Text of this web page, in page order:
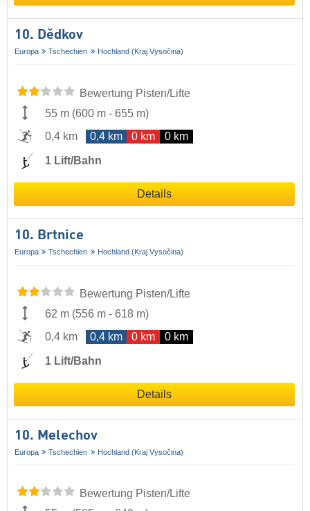
10. Dědkov
Europa Tschechien Hochland (Kraj Vysočina)
Bewertung Pisten/Lifte
55 m (600 m - 655 m)
0,4 km
0,4 km 0 km 0 km
1 Lift/Bahn
Details
10. Brtnice
Europa Tschechien Hochland (Kraj Vysočina)
Bewertung Pisten/Lifte
62 m (556 m - 618 m)
0,4 km
0,4 km 0 km 0 km
1 Lift/Bahn
Details
10. Melechov
Europa Tschechien Hochland (Kraj Vysočina)
Bewertung Pisten/Lifte